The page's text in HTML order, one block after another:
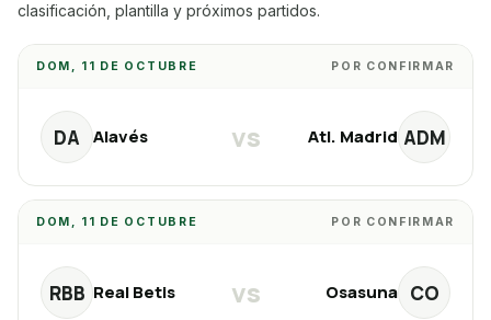
clasificación, plantilla y próximos partidos.
DOM, 11 DE OCTUBRE POR CONFIRMAR
DA Alavés vs ADM
Atl. Madrid
DOM, 11 DE OCTUBRE POR CONFIRMAR
RBB Real Betis vs CO
Osasuna